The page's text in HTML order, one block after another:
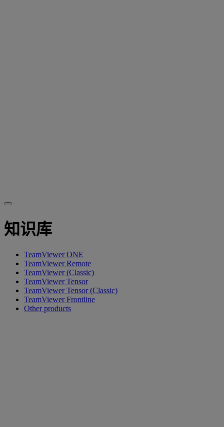
知识库
TeamViewer ONE
TeamViewer Remote
TeamViewer (Classic)
TeamViewer Tensor
TeamViewer Tensor (Classic)
TeamViewer Frontline
Other products